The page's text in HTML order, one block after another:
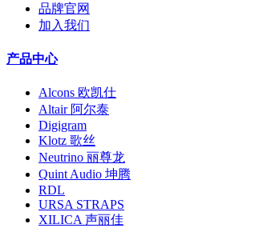
品牌官网
加入我们
产品中心
Alcons 欧凯仕
Altair 阿尔泰
Digigram
Klotz 歌丝
Neutrino 丽尊龙
Quint Audio 坤腾
RDL
URSA STRAPS
XILICA 声丽佳